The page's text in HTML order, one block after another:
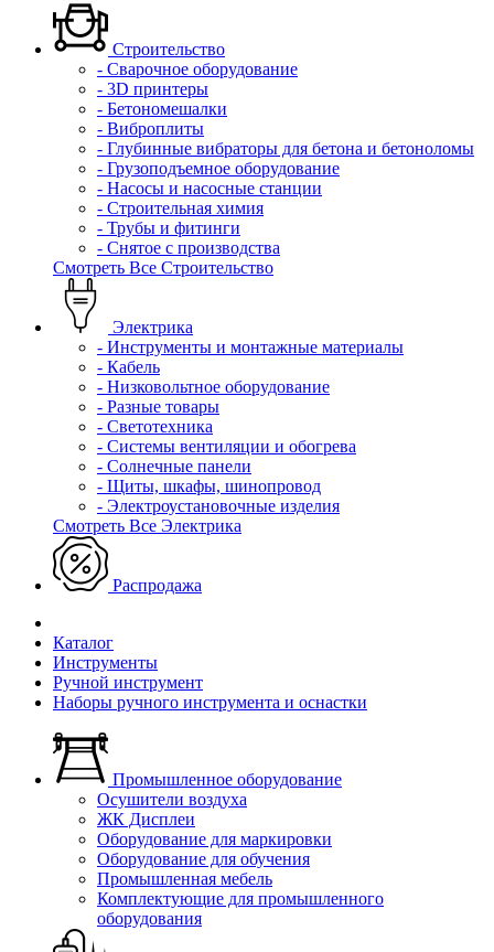
Строительство
- Сварочное оборудование
- 3D принтеры
- Бетономешалки
- Виброплиты
- Глубинные вибраторы для бетона и бетоноломы
- Грузоподъемное оборудование
- Насосы и насосные станции
- Строительная химия
- Трубы и фитинги
- Снятое с производства
Смотреть Все Строительство
Электрика
- Инструменты и монтажные материалы
- Кабель
- Низковольтное оборудование
- Разные товары
- Светотехника
- Системы вентиляции и обогрева
- Солнечные панели
- Щиты, шкафы, шинопровод
- Электроустановочные изделия
Смотреть Все Электрика
Распродажа
Каталог
Инструменты
Ручной инструмент
Наборы ручного инструмента и оснастки
Промышленное оборудование
Осушители воздуха
ЖК Дисплеи
Оборудование для маркировки
Оборудование для обучения
Промышленная мебель
Комплектующие для промышленного
оборудования